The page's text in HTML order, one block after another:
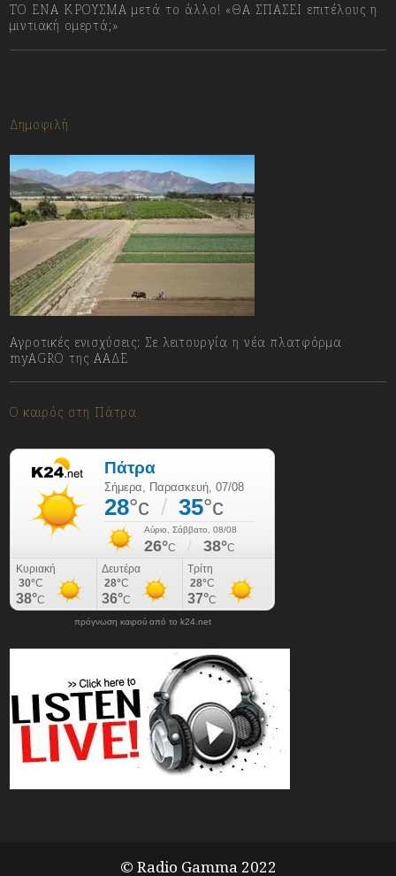
ΤΟ ΕΝΑ ΚΡΟΥΣΜΑ μετά το άλλο! «ΘΑ ΣΠΑΣΕΙ επιτέλους η
μιντιακή ομερτά;»
Δημοφιλή
Αγροτικές ενισχύσεις: Σε λειτουργία η νέα πλατφόρμα
myAGRO της ΑΑΔΕ
Ο καιρός στη Πάτρα
πρόγνωση καιρού από το k24.net
© Radio Gamma 2022